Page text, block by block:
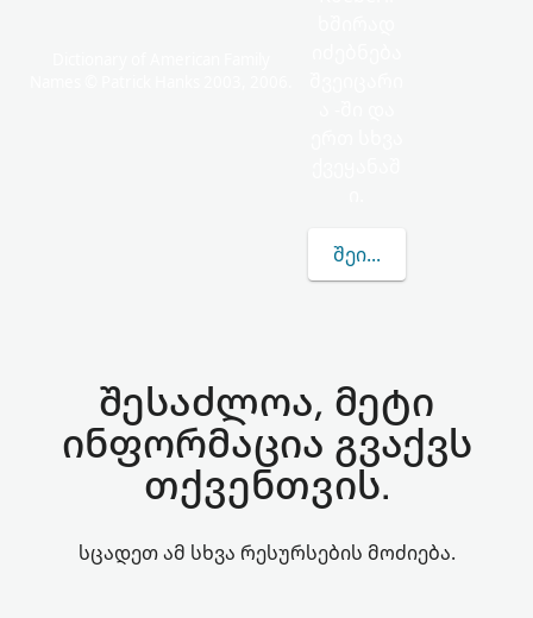
ᲨᲔᲘᲢᲧᲕᲔᲗ ᲛᲔᲢᲘ
შესაძლოა, მეტი
ინფორმაცია გვაქვს
თქვენთვის.
სცადეთ ამ სხვა რესურსების მოძიება.